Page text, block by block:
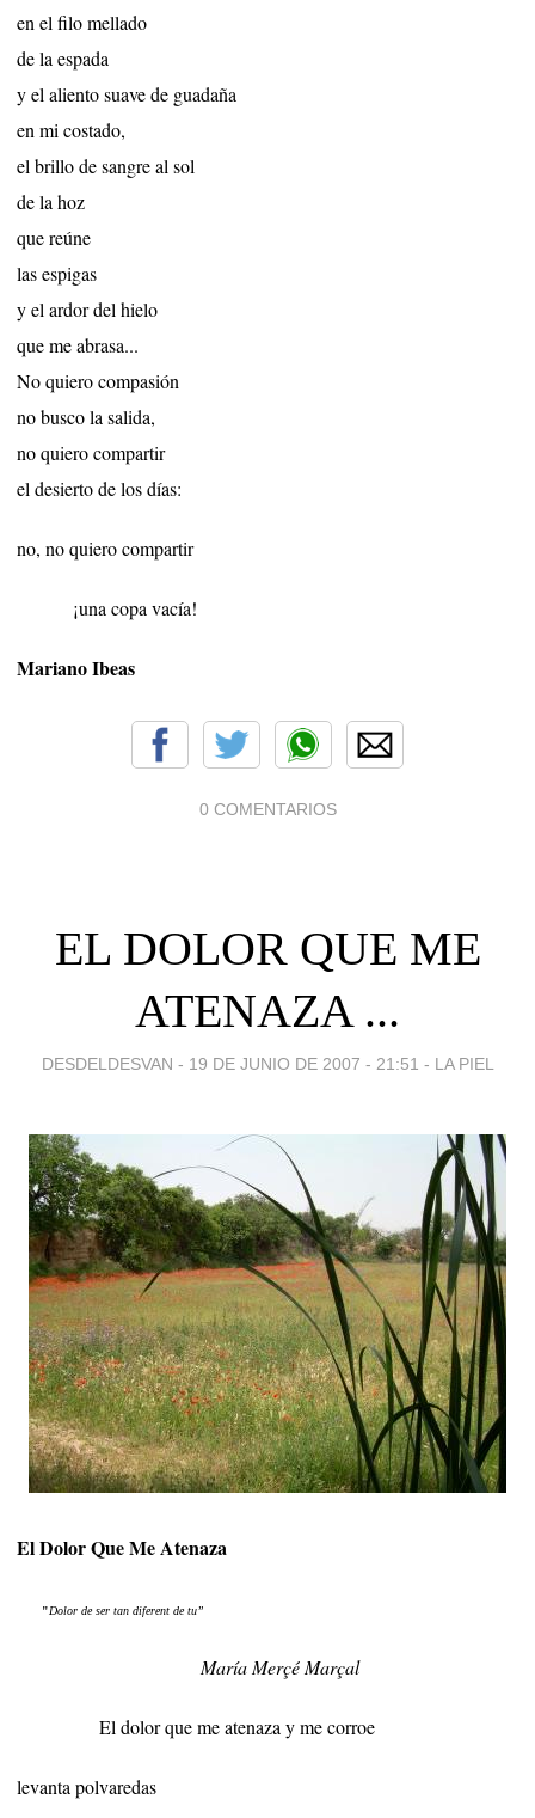
en el filo mellado
de la espada
y el aliento suave de guadaña
en mi costado,
el brillo de sangre al sol
de la hoz
que reúne
las espigas
y el ardor del hielo
que me abrasa...
No quiero compasión
no busco la salida,
no quiero compartir
el desierto de los días:
no, no quiero compartir
¡una copa vacía!
Mariano Ibeas
0 COMENTARIOS
EL DOLOR QUE ME
ATENAZA ...
DESDELDESVAN - 19 DE JUNIO DE 2007 - 21:51 - LA PIEL
El Dolor Que Me Atenaza
"Dolor de ser tan diferent de tu”
María Merçé Marçal
El dolorque me atenaza y me corroe
levanta polvaredas